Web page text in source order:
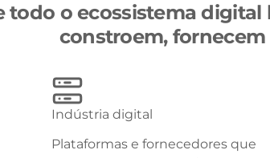
todo o ecossistema
constroem,
Indústria digital
Plataformas e fornecedores que